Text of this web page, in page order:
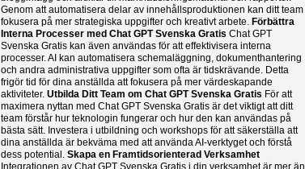
Genom att automatisera delar av innehållsproduktionen kan ditt team
fokusera på mer strategiska uppgifter och kreativt arbete. Förbättra
Interna Processer med Chat GPT Svenska Gratis Chat GPT
Svenska Gratis kan även användas för att effektivisera interna
processer. AI kan automatisera schemaläggning, dokumenthantering
och andra administrativa uppgifter som ofta är tidskrävande. Detta
frigör tid för dina anställda att fokusera på mer värdeskapande
aktiviteter. Utbilda Ditt Team om Chat GPT Svenska Gratis För att
maximera nyttan med Chat GPT Svenska Gratis är det viktigt att ditt
team förstår hur teknologin fungerar och hur den kan användas på
bästa sätt. Investera i utbildning och workshops för att säkerställa att
dina anställda är bekväma med att använda AI-verktyget och förstå
dess potential. Skapa en Framtidsorienterad Verksamhet
Integrationen av Chat GPT Svenska Gratis i din verksamhet är mer än